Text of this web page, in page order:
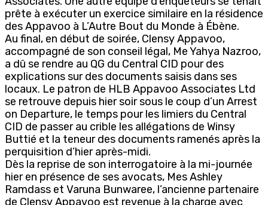
prête à exécuter un exercice similaire en la résidence
des Appavoo à L’Autre Bout du Monde à Ébène.
Au final, en début de soirée, Clensy Appavoo,
accompagné de son conseil légal, Me Yahya Nazroo,
a dû se rendre au QG du Central CID pour des
explications sur des documents saisis dans ses
locaux. Le patron de HLB Appavoo Associates Ltd
se retrouve depuis hier soir sous le coup d’un Arrest
on Departure, le temps pour les limiers du Central
CID de passer au crible les allégations de Winsy
Buttié et la teneur des documents ramenés après la
perquisition d’hier après-midi.
Dès la reprise de son interrogatoire à la mi-journée
hier en présence de ses avocats, Mes Ashley
Ramdass et Varuna Bunwaree, l’ancienne partenaire
de Clensy Appavoo est revenue à la charge avec